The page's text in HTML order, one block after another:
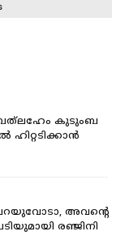
കുടുംബ
ഹിറ്റടിക്കാൻ
അവന്റെ
രഞ്ജിനി